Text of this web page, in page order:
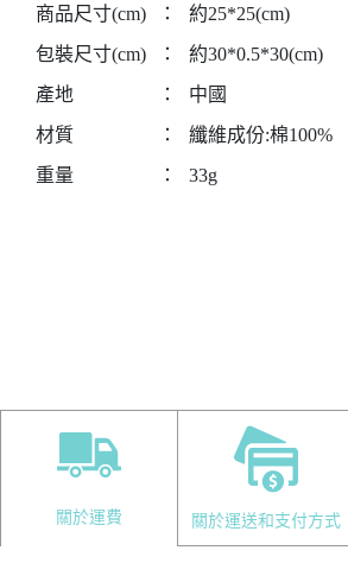
商品尺寸(cm) ：
約25*25(cm)
包裝尺寸(cm)
：
約30*0.5*30(cm)
產地
：
中國
材質
：
纖維成份:棉100%
重量
： 33g
關於運費 關於運送和支付方式